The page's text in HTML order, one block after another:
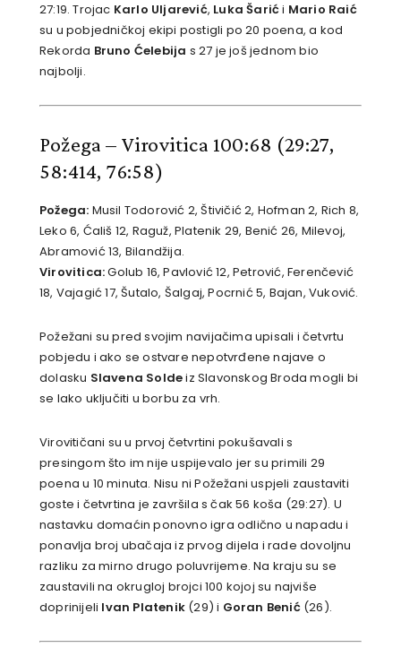
27:19. Trojac Karlo Uljarević, Luka Šarići Mario Raić
su u pobjedničkoj ekipi postigli po 20 poena, a kod
Rekorda Bruno Ćelebija s 27 je još jednom bio
najbolji.
Požega – Virovitica 100:68 (29:27,
58:414, 76:58)
Požega: Musil Todorović 2, Štivičić 2, Hofman 2, Rich 8,
Leko 6, Ćališ 12, Raguž, Platenik 29, Benić 26, Milevoj,
Abramović 13, Bilandžija.
Virovitica:Golub 16, Pavlović 12, Petrović, Ferenčević
18, Vajagić 17, Šutalo, Šalgaj, Pocrnić 5, Bajan, Vuković.
Požežani su pred svojim navijačima upisali i četvrtu
pobjedu i ako se ostvare nepotvrđene najave o
dolasku Slavena Soldeiz Slavonskog Broda mogli bi
se lako uključiti u borbu za vrh.
Virovitičani su u prvoj četvrtini pokušavali s
presingom što im nije uspijevalo jer su primili 29
poena u 10 minuta. Nisu ni Požežani uspjeli zaustaviti
goste i četvrtina je završila s čak 56 koša (29:27). U
nastavku domaćin ponovno igra odlično u napadu i
ponavlja broj ubačaja iz prvog dijela i rade dovoljnu
razliku za mirno drugo poluvrijeme. Na kraju su se
zaustavili na okrugloj brojci 100 kojoj su najviše
doprinijeli Ivan Platenik (29) i Goran Benić(26).